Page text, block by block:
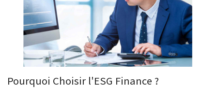
Pourquoi Choisir l'ESG Finance ?